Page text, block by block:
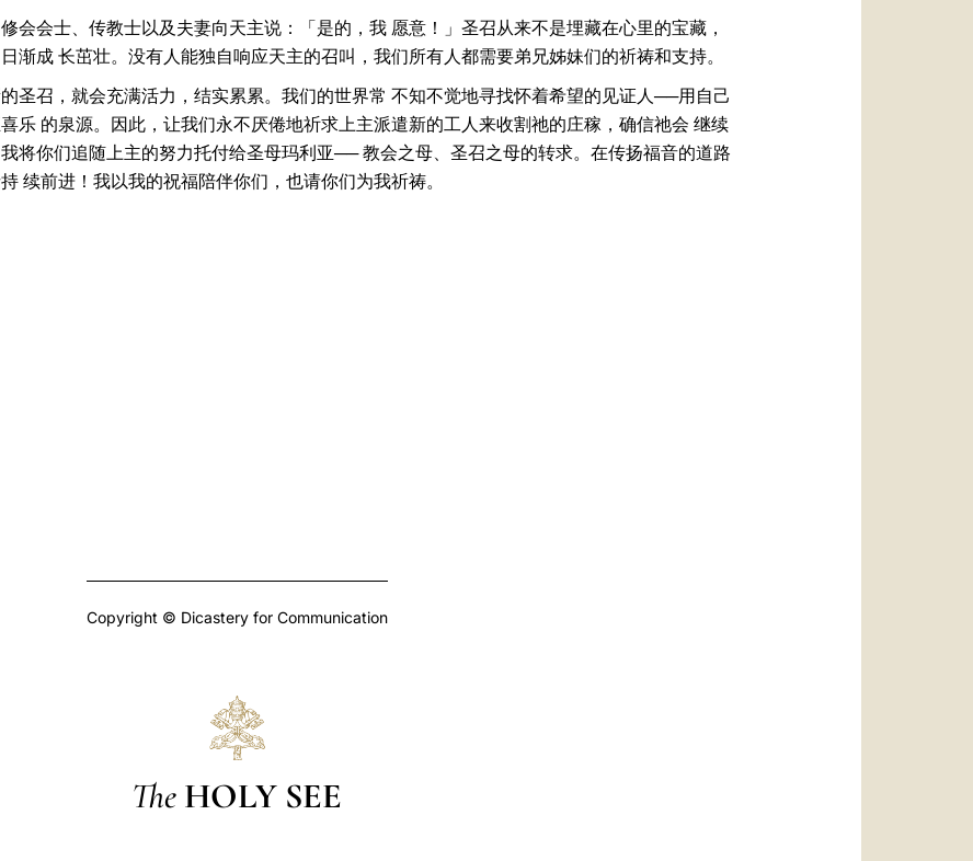
会会士、传教士以及夫妻向天主说：「是的，我 愿意！」圣召从来不是埋藏在心里的宝藏，
渐成 长茁壮。没有人能独自响应天主的召叫，我们所有人都需要弟兄姊妹们的祈祷和支持。
圣召，就会充满活力，结实累累。我们的世界常 不知不觉地寻找怀着希望的见证人──用自己
乐 的泉源。因此，让我们永不厌倦地祈求上主派遣新的工人来收割祂的庄稼，确信祂会 继续
将你们追随上主的努力托付给圣母玛利亚── 教会之母、圣召之母的转求。在传扬福音的道路
续前进！我以我的祝福陪伴你们，也请你们为我祈祷。
Copyright © Dicastery for Communication
The HOLY SEE